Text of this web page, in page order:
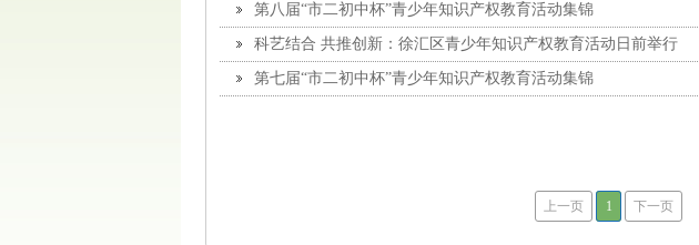
第八届“市二初中杯”青少年知识产权教育活动集锦
科艺结合 共推创新：徐汇区青少年知识产权教育活动日前举行
第七届“市二初中杯”青少年知识产权教育活动集锦
上一页 1 下一页